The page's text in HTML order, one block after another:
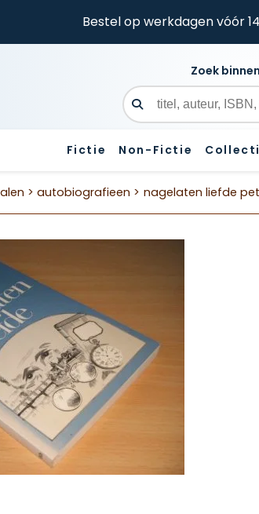
Bestel op werkdagen vóór
Zoek
Zoekveld
Fictie Non-Fictie
> autobiografieen > nagelaten liefde